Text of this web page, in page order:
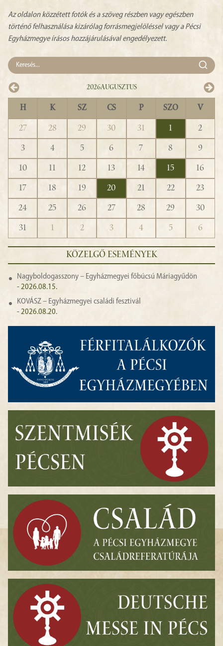
Az oldalon közzétett fotók és a szöveg részben vagy egészben
történő felhasználása kizárólag forrásmegjelöléssel vagy a Pécsi
Egyházmegye írásos hozzájárulásával engedélyezett.
2026Augusztus
H K SZ CS P SZO V
27 28 29 30 31 1
2
3
4 5 6 7 8
9
10
11 12 13 14 15
16
17
18 19 20 21 22
23
24
25 26 27 28 29
30
31
1 2 3 4 5 6
KÖZELGŐ ESEMÉNYEK
Nagyboldogasszony – Egyházmegyei főbúcsú Máriagyűdön
- 2026.08.15.
KOVÁSZ – Egyházmegyei családi fesztivál
- 2026.08.20.